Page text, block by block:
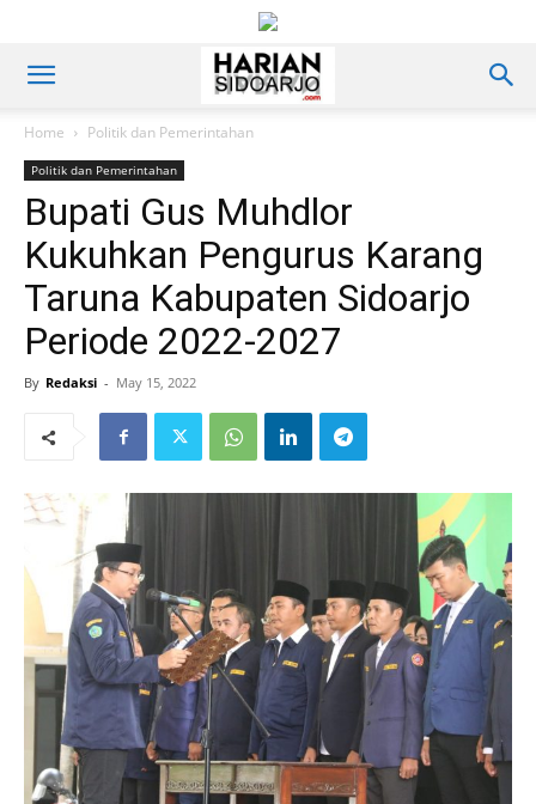
Home Politik dan Pemerintahan
Politik dan Pemerintahan
Bupati Gus Muhdlor
Kukuhkan Pengurus Karang
Taruna Kabupaten Sidoarjo
Periode 2022-2027
By Redaksi - May 15, 2022